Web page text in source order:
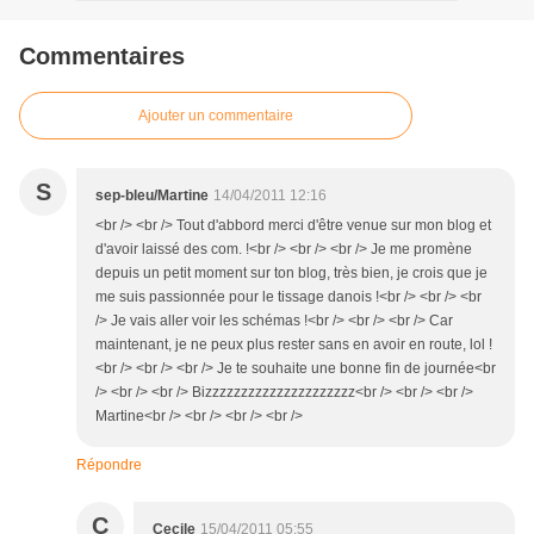
Commentaires
Ajouter un commentaire
S sep-bleu/Martine 14/04/2011 12:16
<br /> <br /> Tout d'abbord merci d'être venue sur mon blog et
d'avoir laissé des com. !<br /> <br /> <br /> Je me promène
depuis un petit moment sur ton blog, très bien, je crois que je
me suis passionnée pour le tissage danois !<br /> <br /> <br
/> Je vais aller voir les schémas !<br /> <br /> <br /> Car
maintenant, je ne peux plus rester sans en avoir en route, lol !
<br /> <br /> <br /> Je te souhaite une bonne fin de journée<br
/> <br /> <br /> Bizzzzzzzzzzzzzzzzzzzzz<br /> <br /> <br />
Martine<br /> <br /> <br /> <br />
Répondre
C Cecile 15/04/2011 05:55